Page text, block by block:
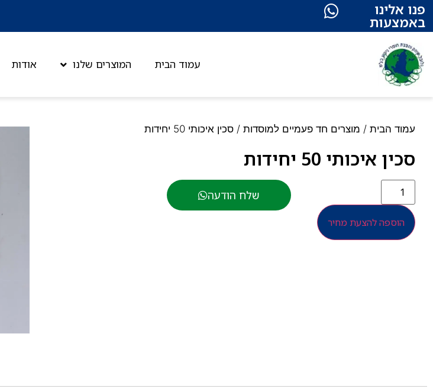
פנו אלינו
באמצעות
עמוד הבית המוצרים שלנו אודות
עמוד הבית / מוצרים חד פעמיים למוסדות / סכין איכותי 50 יחידות
סכין איכותי 50 יחידות
הוספה להצעת מחיר
שלח הודעה